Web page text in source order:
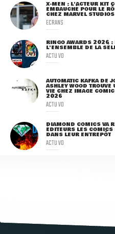
X-MEN : L'ACTEUR KIT
EMBAUCHÉ POUR LE
CHEZ MARVEL STUDIOS
ECRANS
RINGO AWARDS 2026 :
L'ENSEMBLE DE LA
ACTU VO
AUTOMATIC KAFKA DE
ASHLEY WOOD TROUVE
VIE CHEZ IMAGE
2026
ACTU VO
DIAMOND COMICS VA
ÉDITEURS LES COMICS
DANS LEUR ENTREPÔT
ACTU VO